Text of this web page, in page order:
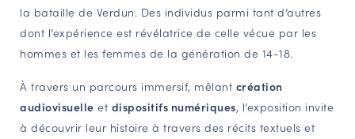
PORTAIL CULTURE
Comité d'Histoire Régionale
Service Inventaire et Patrimoines de la Région Grand Est
VOUS ÊTES…
la bataille de Verdun. Des individus parmi tant d’autres
dont l’expérience est révélatrice de celle vécue par les
hommes et les femmes de la génération de 14-18.
À travers un parcours immersif, mêlant création
audiovisuelle et dispositifs numériques, l’exposition invite
à découvrir leur histoire à travers des récits textuels et